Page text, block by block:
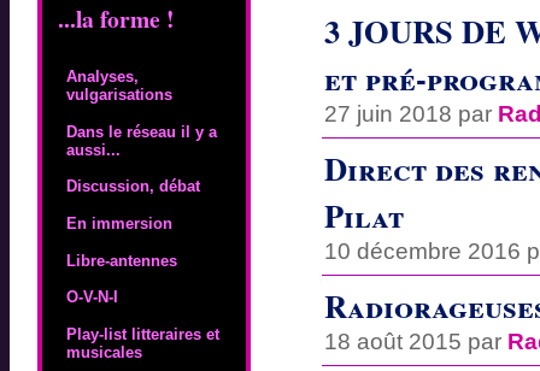
...la forme !
Analyses,
vulgarisations
Dans le réseau il y a
aussi...
Discussion, débat
En immersion
Libre-antennes
O-V-N-I
Play-list litteraires et
musicales
3 JOURS DE
et pré-
27 juin 2018 par
Direct des
Pilat
10 décembre 2016
18 août 2015 par